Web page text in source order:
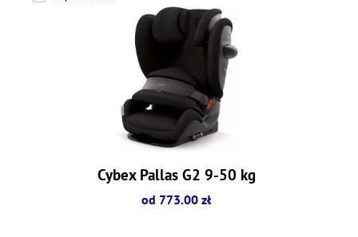
Cybex Pallas G2 9-50 kg
od 773.00 zł